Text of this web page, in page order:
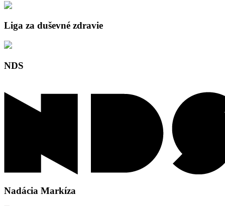
Liga za duševné zdravie
NDS
Nadácia Markíza